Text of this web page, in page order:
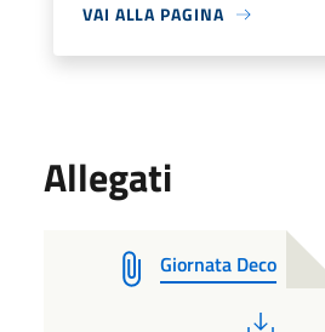
VAI ALLA PAGINA
Allegati
Giornata Deco